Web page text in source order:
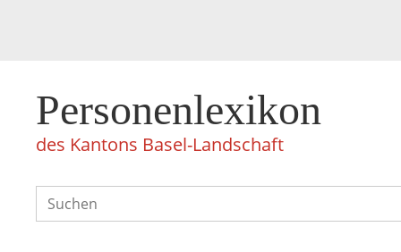
Personenlexikon
des Kantons Basel-Landschaft